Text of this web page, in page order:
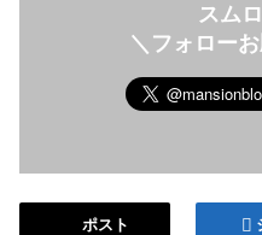
スム
＼フォロー
ポスト